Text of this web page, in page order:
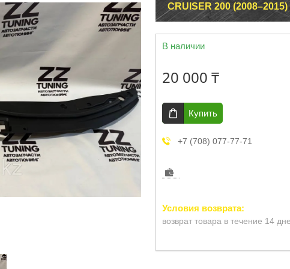
CRUISER 200 (2008–2015)
В наличии
20 000 ₸
Купить
+7 (708) 077-77-71
возврат товара в течение 14